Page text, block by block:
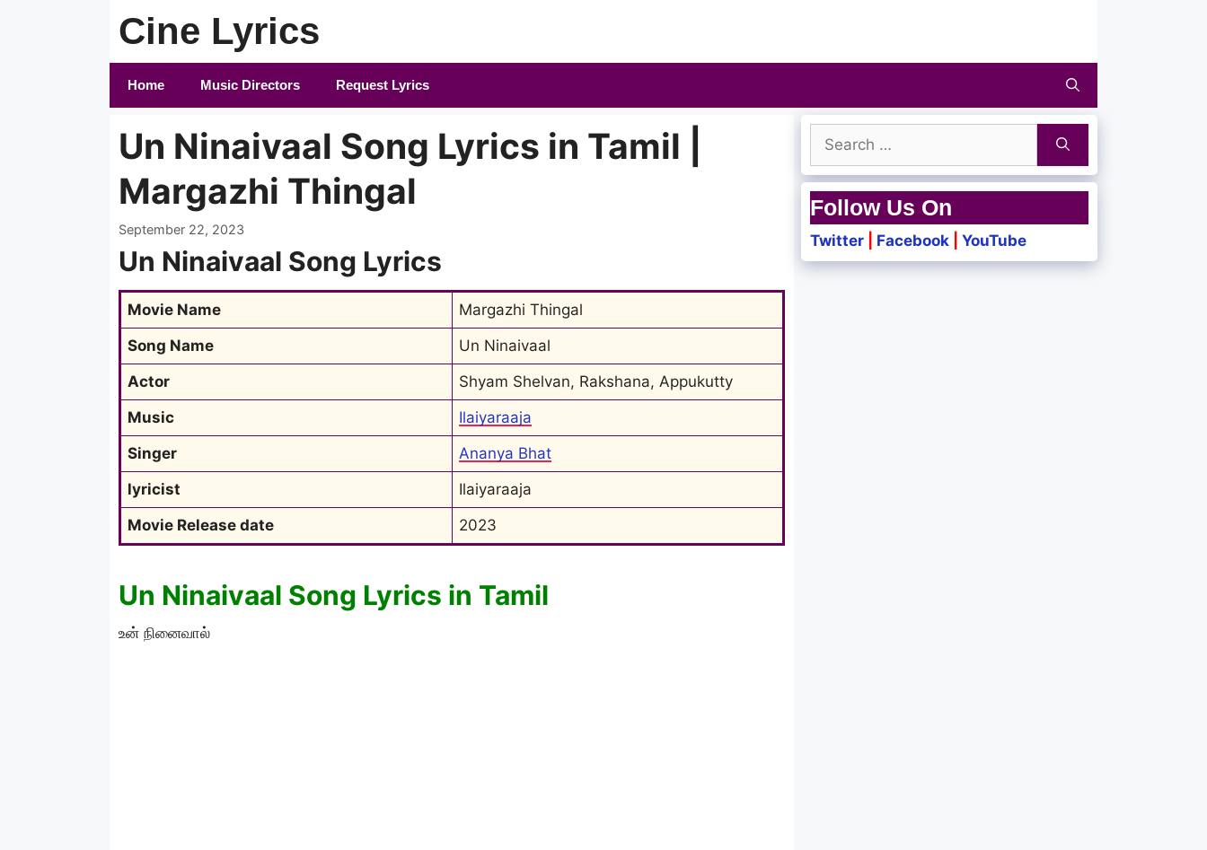
Cine Lyrics
Home Music Directors Request Lyrics
Un Ninaivaal Song Lyrics in Tamil |
Margazhi Thingal
September 22, 2023
Un Ninaivaal Song Lyrics
Movie Name
Margazhi Thingal
Song Name
Un Ninaivaal
Actor
Shyam Shelvan, Rakshana, Appukutty
Music
Ilaiyaraaja
Singer
Ananya Bhat
lyricist
Ilaiyaraaja
Movie Release date
2023
Un Ninaivaal Song Lyrics in Tamil
உன் நினைவால்
Search
for:
Follow Us On
Twitter Facebook YouTube